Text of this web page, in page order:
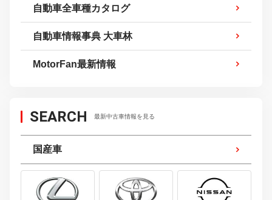
自動車全車種カタログ
自動車情報事典 大車林
MotorFan最新情報
SEARCH 最新中古車情報を見る
国産車